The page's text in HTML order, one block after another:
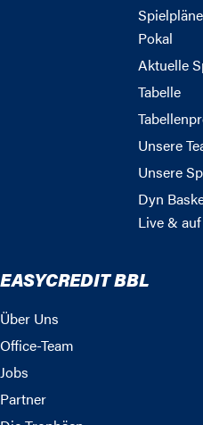
Pokal
Aktuelle
Tabelle
Unsere
Unsere
Dyn
Live &
EASYCREDIT BBL
Über Uns
Office-Team
Jobs
Partner